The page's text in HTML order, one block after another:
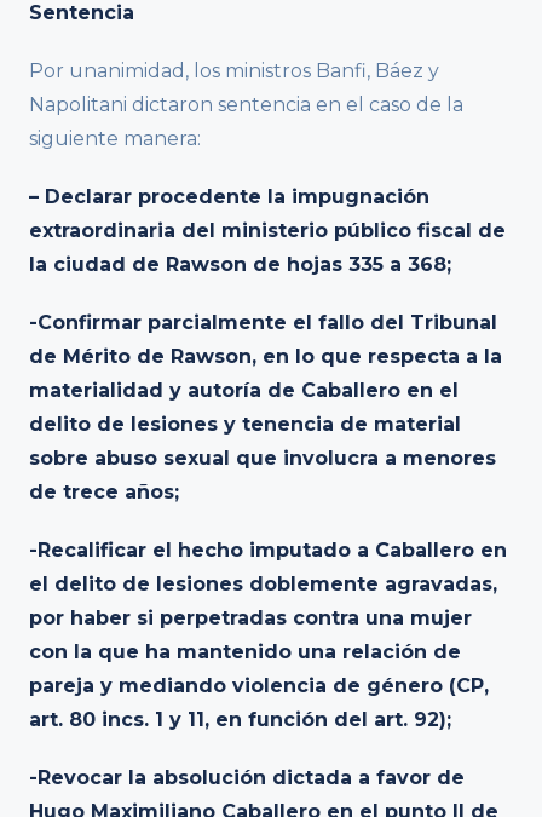
Sentencia
Por unanimidad, los ministros Banfi, Báez y
Napolitani dictaron sentencia en el caso de la
siguiente manera:
– Declarar procedente la impugnación
extraordinaria del ministerio público fiscal de
la ciudad de Rawson de hojas 335 a 368;
-Confirmar parcialmente el fallo del Tribunal
de Mérito de Rawson, en lo que respecta a la
materialidad y autoría de Caballero en el
delito de lesiones y tenencia de material
sobre abuso sexual que involucra a menores
de trece años;
-Recalificar el hecho imputado a Caballero en
el delito de lesiones doblemente agravadas,
por haber si perpetradas contra una mujer
con la que ha mantenido una relación de
pareja y mediando violencia de género (CP,
art. 80 incs. 1 y 11, en función del art. 92);
-Revocar la absolución dictada a favor de
Hugo Maximiliano Caballero en el punto II de